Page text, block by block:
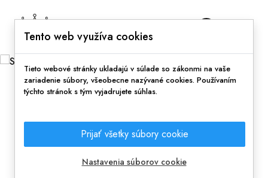
Domov Doplnky
Slnečné okuliare Námornícky záliv Little
Dokonalá ochrana a dokonalý dizajn aj pre tie
Tento web využíva cookies
Tieto webové stránky ukladajú v súlade so zákonmi na vaše
zariadenie súbory, všeobecne nazývané cookies. Používaním
týchto stránok s tým vyjadrujete súhlas.
Prijať všetky súbory cookie
Nastavenia súborov cookie